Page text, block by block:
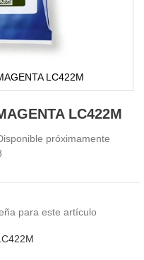
LC422M
LC422M
próximamente
para este artículo